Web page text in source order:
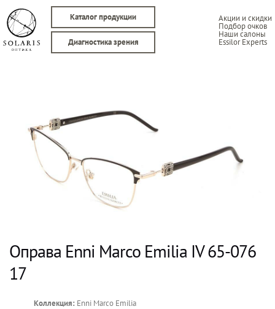
Каталог продукции Акции и скидки
Подбор очков
Наши салоны
Essilor Experts
Диагностика зрения
Оправа Enni Marco Emilia IV 65-076
17
Коллекция: Enni Marco Emilia